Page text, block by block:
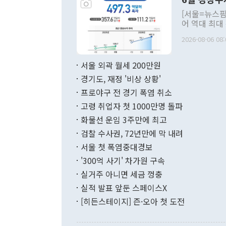
관의 대북
관 부처 장
관의 무리한
다. [정동영 통일부 장관이 지난달 23일 오후 서울 종로구 정부서울청사에
무너졌다고
함께 4자 대
"우리의 선
관은 업무
[서울=뉴스
어 역대 최
료=한국은행] 한국은행이 6일 발표한 '2026년 6월 국제수지(잠정)'
며 월간 기
196.9% 급
수출은
기록했지만
로 전환됐다.
2026-08-06
서울 외곽 월세 200만원
경기도, 재정 '비상 상황'
프로야구 전 경기 폭염 취소
고령 취업자 첫 1000만명 돌파
화물선 운임 3주만에 최고
검찰 수사권, 72년만에 막 내려
서울 첫 폭염중대경보
'300억 사기' 차가원 구속
실거주 아니면 세금 껑충
실적 발표 앞둔 스페이스X
[히든스테이지] 즌·오아 첫 도전